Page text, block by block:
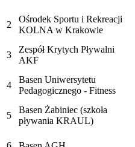
2
Ośrodek Sportu i Rekreacji
KOLNA w Krakowie
3
Zespół Krytych Pływalni
AKF
4
Basen Uniwersytetu
Pedagogicznego - Fitness
5
Basen Żabiniec (szkoła
pływania KRAUL)